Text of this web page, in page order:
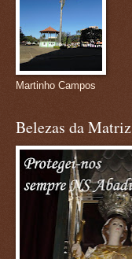
Martinho Campos
Belezas da Matriz